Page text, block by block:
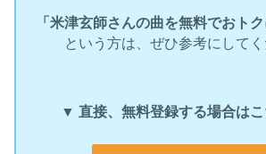
「米津玄師さんの曲を無料でおトク
という方は、ぜひ参考にしてく
▼ 直接、無料登録する場合は